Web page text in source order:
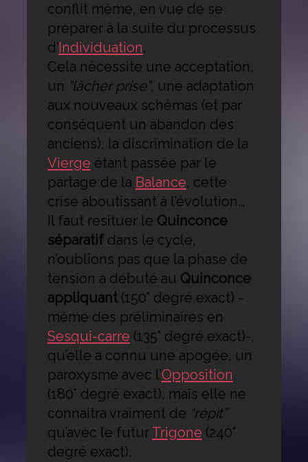
conflit même, en vue de se
préparer à la suite du processus
d’Individuation.
Cela nécessite une acceptation,
un “lâcher prise”, une adaptation
aux nouveaux schémas (et par
conséquent un abandon des
anciens), la discrimination de la
Vierge étant passée par le
partage de la Balance, cette
crise aboutissant à l’évolution…
Il faut resituer le Quinconce
séparatifdans le cycle,
n’oublions pas que la phase de
tension a débuté au Quinconce
appliquant(150° degré exact) -
même des préliminaires en
Sesqui-carre (135° degré exact)-,
qu’elle a connu une apogée, un
paroxysme avec l’Opposition
(180° degré exact), mais elle ne
connaitra vraiment de “répit”
qu’avec le futur Trigone (240°
degré exact).